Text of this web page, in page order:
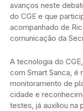
avanços neste
do CGE e que
acompanhado de
comunicação da
A tecnologia do
com Smart Sanca, é
monitoramento de
cidade e
testes, já auxiliou na